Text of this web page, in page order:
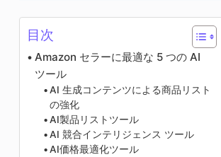
目次
Amazon セラーに最適な 5 つの AI
ツール
AI 生成コンテンツによる商品リスト
の強化
AI製品リストツール
AI 競合インテリジェンス ツール
AI価格最適化ツール